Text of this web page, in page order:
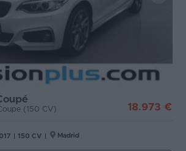
(150 CV) 18.973 €
150 CV Madrid